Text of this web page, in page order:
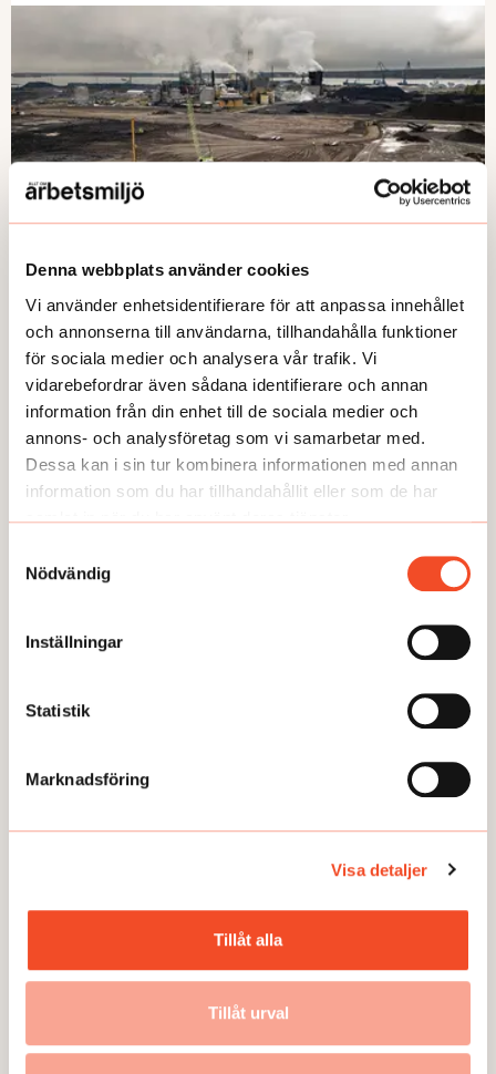
Denna webbplats använder cookies
Vi använder enhetsidentifierare för att anpassa innehållet
och annonserna till användarna, tillhandahålla funktioner
för sociala medier och analysera vår trafik. Vi
vidarebefordrar även sådana identifierare och annan
information från din enhet till de sociala medier och
annons- och analysföretag som vi samarbetar med.
Dessa kan i sin tur kombinera informationen med annan
information som du har tillhandahållit eller som de har
samlat in när du har använt deras tjänster.
Nödvändig
Inställningar
Statistik
Marknadsföring
Visa detaljer
Tillåt alla
Tillåt urval
NYHETER
Arbetet återupptas på SSAB
Publicerad:2026-05-26
Här kan du läsa några av våra
Utmattningssyndrom – TEMA Konstant
GUIDEN